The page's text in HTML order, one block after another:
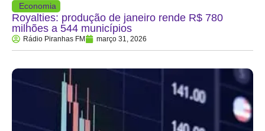
Economia
Royalties: produção de janeiro rende R$ 780
milhões a 544 municípios
Rádio Piranhas FM março 31, 2026